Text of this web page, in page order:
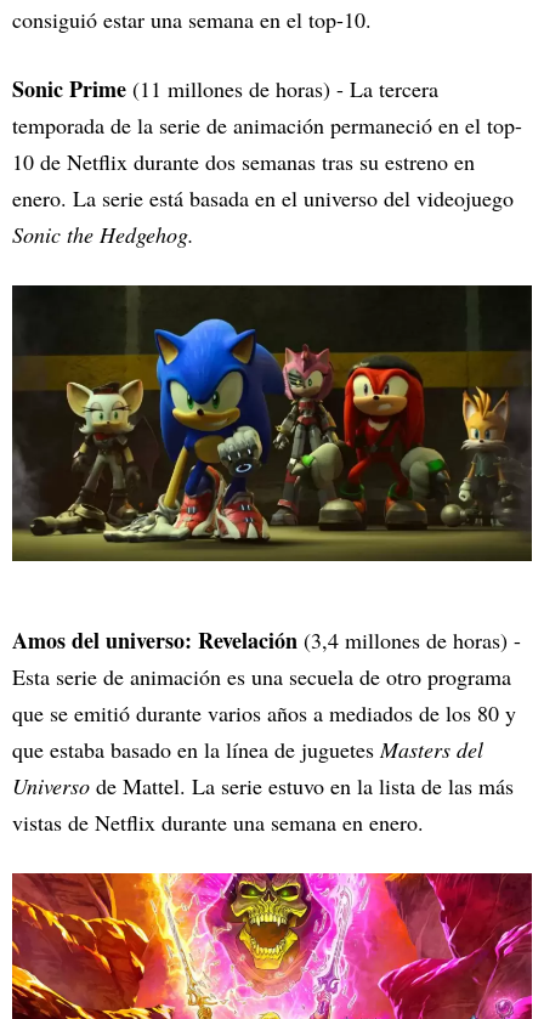
consiguió estar una semana en el top-10.
Sonic Prime (11 millones de horas) - La tercera
temporada de la serie de animación permaneció en el top-
10 de Netflix durante dos semanas tras su estreno en
enero. La serie está basada en el universo del videojuego
Sonic the Hedgehog.
Amos del universo: Revelación (3,4 millones de horas) -
Esta serie de animación es una secuela de otro programa
que se emitió durante varios años a mediados de los 80 y
que estaba basado en la línea de juguetesMasters del
Universo de Mattel. La serie estuvo en la lista de las más
vistas de Netflix durante una semana en enero.